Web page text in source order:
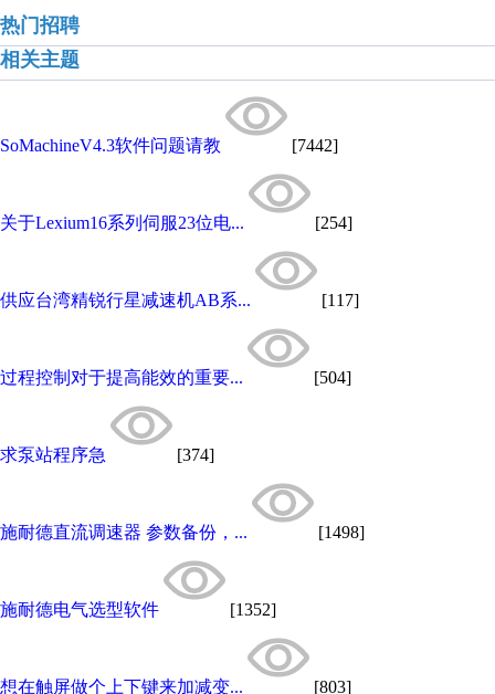
热门招聘
相关主题
SoMachineV4.3软件问题请教 [7442]
关于Lexium16系列伺服23位电... [254]
供应台湾精锐行星减速机AB系... [117]
过程控制对于提高能效的重要... [504]
求泵站程序急 [374]
施耐德直流调速器 参数备份，... [1498]
施耐德电气选型软件 [1352]
想在触屏做个上下键来加减变... [803]